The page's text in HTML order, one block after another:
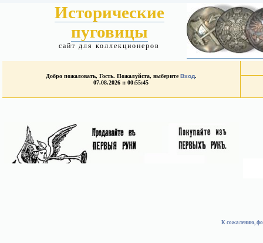
Исторические
пуговицы
сайт для коллекционеров
Добро пожаловать, Гость. Пожалуйста, выберитеВход.
07.08.2026 :: 00:55:45
К сожалению,